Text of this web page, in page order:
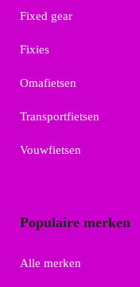
Fixed gear
Fixies
Omafietsen
Transportfietsen
Vouwfietsen
Populaire merken
Alle merken